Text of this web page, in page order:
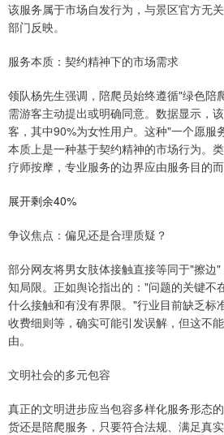
该服务属于市场自发行为，与景区官方无
部门反映。
服务本质：契约精神下的市场需求
领队杨先生强调，陪爬员始终遵循"绿色陪
需游客主动提出或明确同意。数据显示，
客，其中90%为女性用户。这种"一个愿服
本质上是一种基于契约精神的市场行为。
疗师按摩，专业服务的边界应由服务目的而
展开剩余40%
争议焦点：偏见还是合理质疑？
部分网友将男女肢体接触直接等同于"擦边
知局限。正如舆论指出的："问题的关键不
什么接触和有没有界限。"行业目前缺乏标
收费细则等，确实可能引发误解，但这不
由。
文明社会的多元包容
真正的文明进步应当包容多样化服务形态
货还是陪爬服务，只要符合法规、满足真